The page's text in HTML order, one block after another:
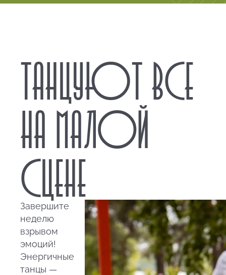
ТАНЦУЮТ ВСЕ
НА МАЛОЙ
СЦЕНЕ
Завершите
неделю
взрывом
эмоций!
Энергичные
танцы —